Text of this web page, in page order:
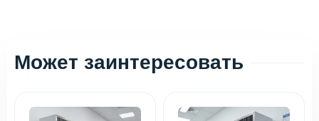
Может заинтересовать